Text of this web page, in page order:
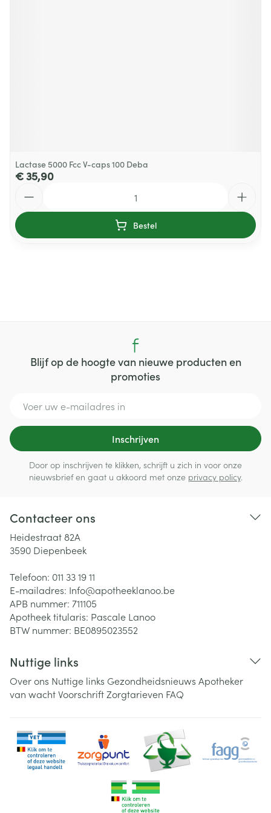
Lactase 5000 Fcc V-caps 100 Deba
€ 35,90
Bestel
Blijf op de hoogte van nieuwe producten en
promoties
Inschrijven
Door op inschrijven te klikken, schrijft u zich in voor onze
nieuwsbrief en gaat u akkoord met onze privacy policy.
Contacteer ons
Heidestraat 82A
3590 Diepenbeek
Telefoon: 011 33 19 11
E-mailadres: Info@apotheeklanoo.be
APB nummer: 711105
Apotheek titularis: Pascale Lanoo
BTW nummer: BE0895023552
Nuttige links
Over ons Nuttige links Gezondheidsnieuws Apotheker
van wachtVoorschriftZorgtarieven FAQ